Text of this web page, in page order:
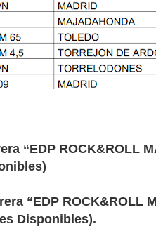
“EDP ROCK&ROLL
ROCK&ROLL
Disponibles).